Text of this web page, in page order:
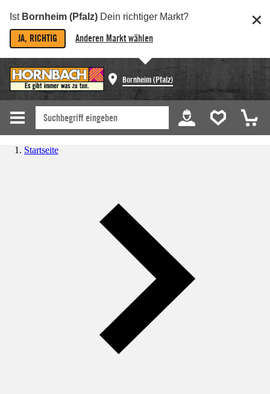
Ist Bornheim (Pfalz) Dein richtiger Markt?
JA, RICHTIG Anderen Markt wählen
Bornheim (Pfalz)
Startseite